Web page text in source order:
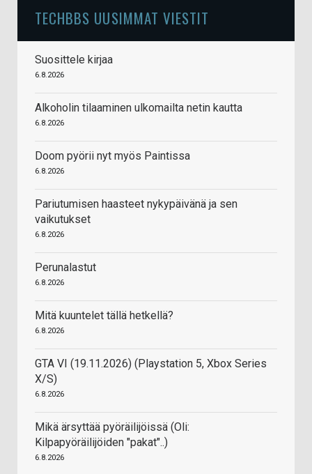
TECHBBS UUSIMMAT VIESTIT
Suosittele kirjaa
6.8.2026
Alkoholin tilaaminen ulkomailta netin kautta
6.8.2026
Doom pyörii nyt myös Paintissa
6.8.2026
Pariutumisen haasteet nykypäivänä ja sen
vaikutukset
6.8.2026
Perunalastut
6.8.2026
Mitä kuuntelet tällä hetkellä?
6.8.2026
GTA VI (19.11.2026) (Playstation 5, Xbox Series
X/S)
6.8.2026
Mikä ärsyttää pyöräilijöissä (Oli:
Kilpapyöräilijöiden "pakat"..)
6.8.2026